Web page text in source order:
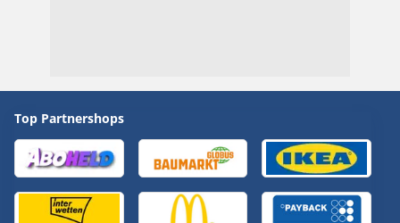
Top Partnershops